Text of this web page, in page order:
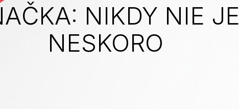
NIKDY NIE JE
NESKORO